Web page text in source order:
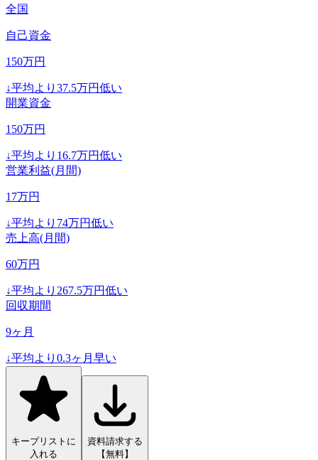
全国
自己資金
150万円
↓平均より 37.5万円低い
開業資金
150万円
↓平均より 16.7万円低い
営業利益(月間)
17万円
↓平均より 74万円低い
売上高(月間)
60万円
↓平均より 267.5万円低い
回収期間
9ヶ月
↓平均より 0.3ヶ月早い
キープリストに
入れる
資料請求する
【無料】